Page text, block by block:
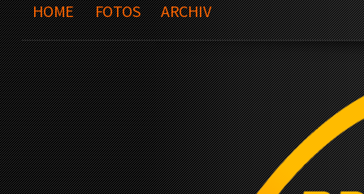
HOME FOTOS ARCHIV